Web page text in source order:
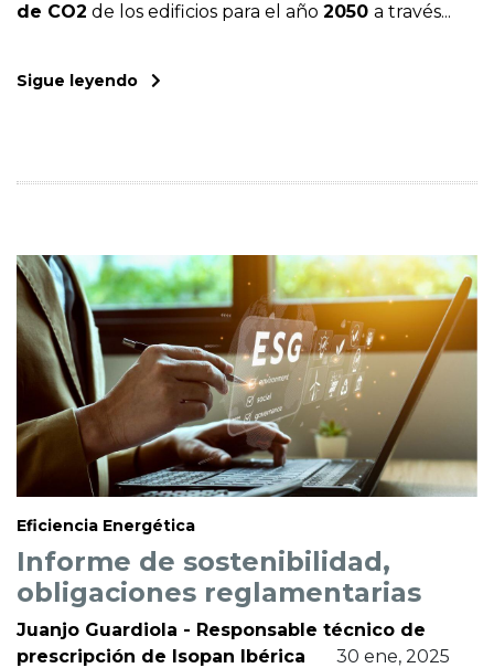
de CO2 de los edificios para el año 2050 a través...
Sigue leyendo
Eficiencia Energética
Informe de sostenibilidad,
obligaciones reglamentarias
Juanjo Guardiola - Responsable técnico de
prescripción de Isopan Ibérica
30 ene, 2025